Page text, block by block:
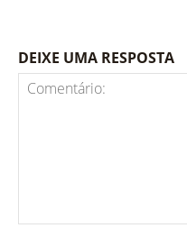
DEIXE UMA RESPOSTA